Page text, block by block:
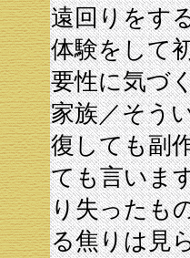
遠回りをす
体験をして
要性に気づ
家族／そう
復しても副
ても言いま
り失ったも
る焦りは見